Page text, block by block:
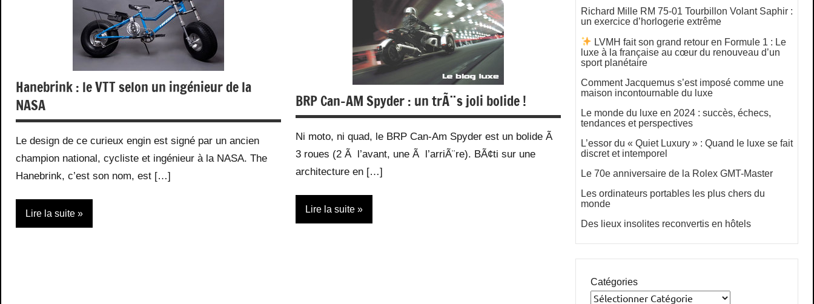
Hanebrink : le VTT selon un ingénieur de la
NASA
Le design de ce curieux engin est signé par un ancien
champion national, cycliste et ingénieur à la NASA. The
Hanebrink, c’est son nom, est […]
Lire la suite
BRP Can-AM Spyder : un trÃ¨s joli bolide !
Ni moto, ni quad, le BRP Can-Am Spyder est un bolide Ã
3 roues (2 Ã l’avant, une Ã l’arriÃ¨re). BÃ¢ti sur une
architecture en […]
Lire la suite
Richard Mille RM 75-01 Tourbillon Volant Saphir :
un exercice d’horlogerie extrême
LVMH fait son grand retour en Formule 1 : Le
luxe à la française au cœur du renouveau d’un
sport planétaire
Comment Jacquemus s’est imposé comme une
maison incontournable du luxe
Le monde du luxe en 2024 : succès, échecs,
tendances et perspectives
L’essor du « Quiet Luxury » : Quand le luxe se fait
discret et intemporel
Le 70e anniversaire de la Rolex GMT-Master
Les ordinateurs portables les plus chers du
monde
Des lieux insolites reconvertis en hôtels
Catégories